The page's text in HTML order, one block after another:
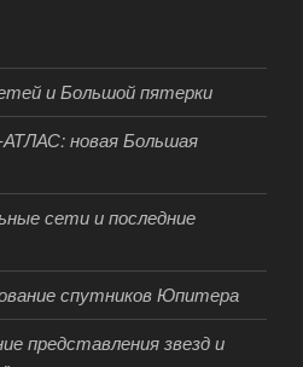
и Большой пятерки
новая Большая
сети и последние
спутников Юпитера
представления звезд и